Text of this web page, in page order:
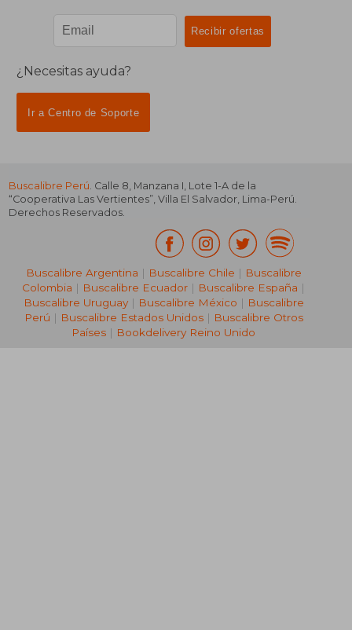
¿Necesitas ayuda?
Ir a Centro de Soporte
Buscalibre Perú. Calle 8, Manzana I, Lote 1-A de la
“Cooperativa Las Vertientes”, Villa El Salvador, Lima-Perú.
Derechos Reservados.
Buscalibre Argentina | Buscalibre Chile | Buscalibre
Colombia | Buscalibre Ecuador | Buscalibre España |
Buscalibre Uruguay| Buscalibre México | Buscalibre
Perú | Buscalibre Estados Unidos| Buscalibre Otros
Países | Bookdelivery Reino Unido